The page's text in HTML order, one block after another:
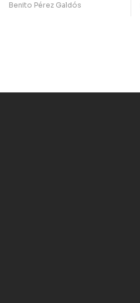
Benito Pérez Galdós